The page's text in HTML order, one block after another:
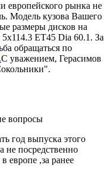
европейского рынка не
Модель кузова Вашего
размеры дисков на
ET45 Dia 60.1. За
обращаться по
С уважением, Герасимов
вопросы
год выпуска этого
не посредственно
европе ,за ранее